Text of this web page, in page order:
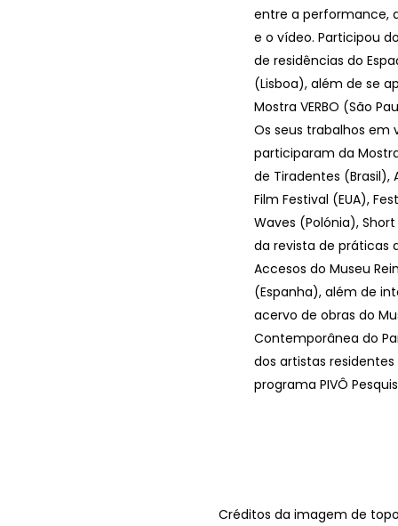
entre a performance,
e o vídeo. Participou
de residências do
(Lisboa), além de se
Mostra VERBO (São
Os seus trabalhos em
participaram da
de Tiradentes (Brasil),
Film Festival (EUA),
Waves (Polónia),
da revista de práticas
Accesos do Museu
(Espanha), além de
acervo de obras do
Contemporânea do
dos artistas residentes
programa PIVÔ
Créditos da imagem de